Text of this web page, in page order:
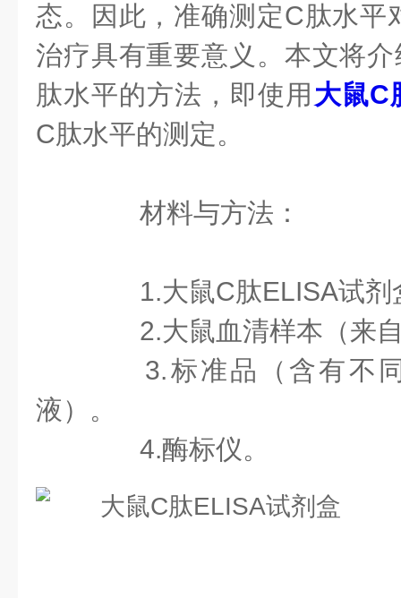
态。因此，准确测定C肽水平
治疗具有重要意义。本文将
肽水平的方法，即使用 大鼠C
C肽水平的测定。
材料与方法：
1.大鼠C肽ELISA试剂
2.大鼠血清样本（来自
3.标准品（含有不同
液）。
4.酶标仪。